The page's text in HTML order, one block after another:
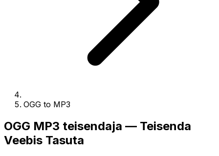
OGG to MP3
OGG MP3 teisendaja — Teisenda
Veebis Tasuta